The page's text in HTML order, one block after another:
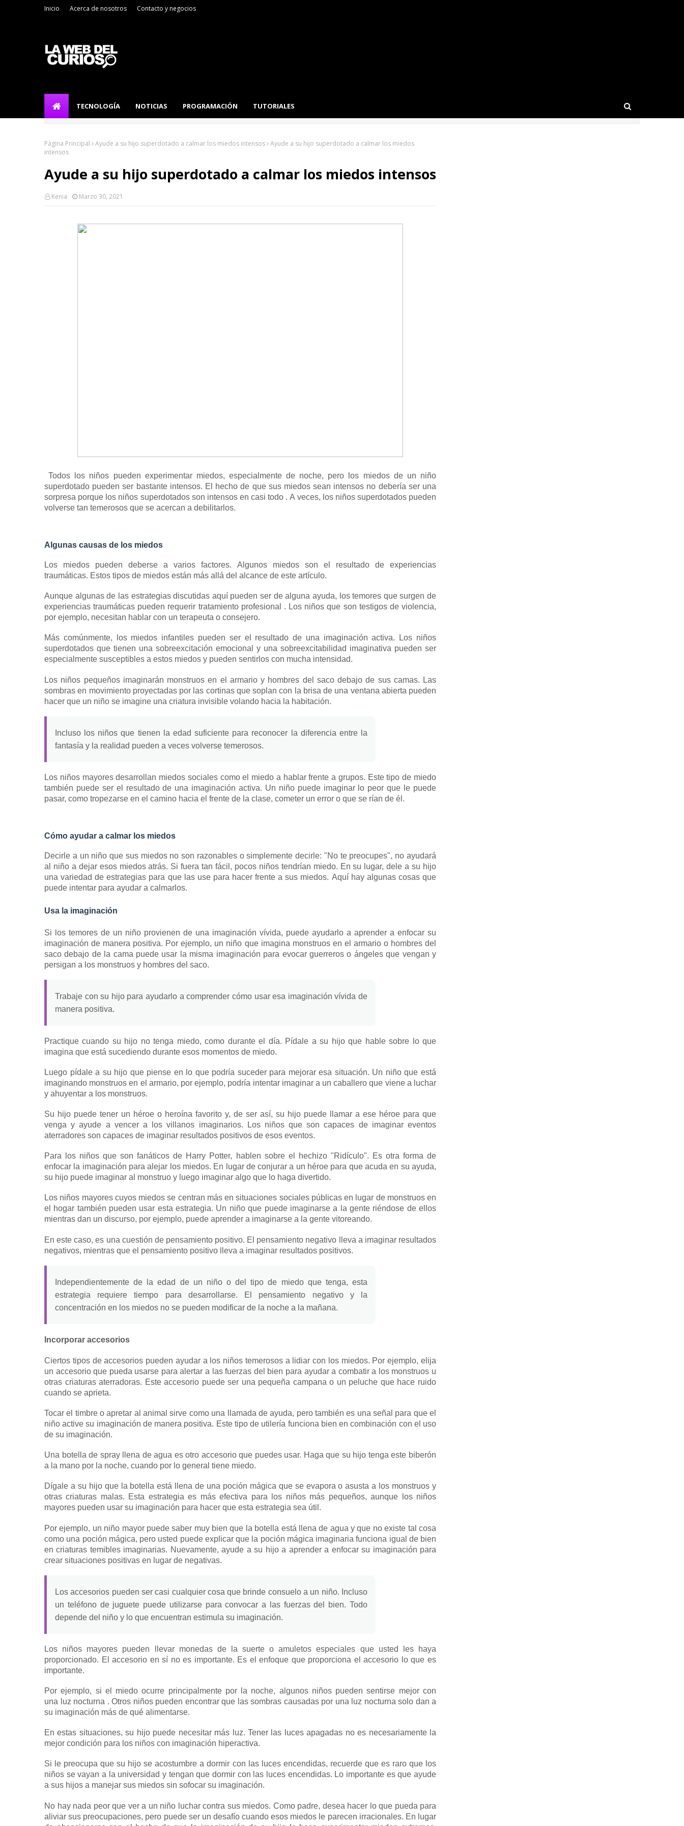
Inicio Acerca de nosotros Contacto y negocios
TECNOLOGÍA NOTICIAS PROGRAMACIÓN TUTORIALES
Página Principal Ayude a su hijo superdotado a calmar los miedos intensos Ayude a su hijo superdotado a calmar los miedos
intensos
Ayude a su hijo superdotado a calmar los miedos intensos
Kenia Marzo 30, 2021
Todos los niños pueden experimentar miedos, especialmente de noche, pero los miedos de un niño
superdotado pueden ser bastante intensos. El hecho de que sus miedos sean intensos no debería ser una
sorpresa porque los niños superdotadosson intensos en casi todo .A veces, los niños superdotados pueden
volverse tan temerosos que se acercan a debilitarlos.
Algunas causas de los miedos
Los miedos pueden deberse a varios factores. Algunos miedos son el resultado de experiencias
traumáticas. Estos tipos de miedos están más allá del alcance de este artículo.
Aunque algunas de las estrategias discutidas aquí pueden ser de alguna ayuda, los temores que surgen de
experiencias traumáticas pueden requerir tratamiento profesional . Los niños que son testigos de violencia,
por ejemplo, necesitan hablar con un terapeuta o consejero.
Más comúnmente, los miedos infantiles pueden ser el resultado de una imaginación activa.
Los niños
superdotados que tienen una sobreexcitación emocional y una sobreexcitabilidad imaginativa pueden ser
especialmente susceptibles a estos miedos y pueden sentirlos con mucha intensidad.
Los niños pequeños imaginarán monstruos en el armario y hombres del saco debajo de sus camas. Las
sombras en movimiento proyectadas por las cortinas que soplan con la brisa de una ventana abierta pueden
hacer que un niño se imagine una criatura invisible volando hacia la habitación.
Incluso los niños que tienen la edad suficiente para reconocer la diferencia entre la
fantasía y la realidad pueden a veces volverse temerosos.
Los niños mayores desarrollan miedos socialescomo el miedo a hablar frente a grupos. Este tipo de miedo
también puede ser el resultado de una imaginación activa. Un niño puede imaginar lo peor que le puede
pasar, como tropezarse en el camino hacia el frente de la clase, cometer un error o que se rían de él.
Cómo ayudar a calmar los miedos
Decirle a un niño que sus miedos no son razonables o simplemente decirle: "No te preocupes", no ayudará
al niño a dejar esos miedos atrás. Si fuera tan fácil, pocos niños tendrían miedo. En su lugar, dele a su hijo
una variedad de estrategias para que las use para hacer frente a sus miedos. Aquí hay algunas cosas que
puede intentar para ayudar a calmarlos.
Usa la imaginación
Si los temores de un niño provienen de una imaginación vívida, puede ayudarlo a aprender a enfocar su
imaginación de manera positiva. Por ejemplo, un niño que imagina monstruos en el armario o hombres del
saco debajo de la cama puede usar la misma imaginación para evocar guerreros o ángeles que vengan y
persigan a los monstruos y hombres del saco.
Trabaje con su hijo para ayudarlo a comprender cómo usar esa imaginación vívida de
manera positiva.
Practique cuando su hijo no tenga miedo, como durante el día. Pídale a su hijo que hable sobre lo que
imagina que está sucediendo durante esos momentos de miedo.
Luego pídale a su hijo que piense en lo que podría suceder para mejorar esa situación. Un niño que está
imaginando monstruos en el armario, por ejemplo, podría intentar imaginar a un caballero que viene a luchar
y ahuyentar a los monstruos.
Su hijo puede tener un héroe o heroína favorito y, de ser así, su hijo puede llamar a ese héroe para que
venga y ayude a vencer a los villanos imaginarios.
Los niños que son capaces de imaginar eventos
aterradores son capaces de imaginar resultados positivos de esos eventos.
Para los niños que son fanáticos de Harry Potter, hablen sobre el hechizo "Ridículo". Es otra forma de
enfocar la imaginación para alejar los miedos. En lugar de conjurar a un héroe para que acuda en su ayuda,
su hijo puede imaginar al monstruo y luego imaginar algo que lo haga divertido.
Los niños mayores cuyos miedos se centran más en situaciones sociales públicas en lugar de monstruos en
el hogar también pueden usar esta estrategia. Un niño que puede imaginarse a la gente riéndose de ellos
mientras dan un discurso, por ejemplo, puede aprender a imaginarse a la gente vitoreando.
En este caso, es una cuestión de pensamiento positivo. El pensamiento negativo lleva a imaginar resultados
negativos, mientras que el pensamiento positivo lleva a imaginar resultados positivos.
Independientemente de la edad de un niño o del tipo de miedo que tenga, esta
estrategia requiere tiempo para desarrollarse.
El pensamiento negativo y la
concentración en los miedos no se pueden modificar de la noche a la mañana.
Incorporar accesorios
Ciertos tipos de accesorios pueden ayudar a los niños temerosos a lidiar con los miedos. Por ejemplo, elija
un accesorio que pueda usarse para alertar a las fuerzas del bien para ayudar a combatir a los monstruos u
otras criaturas aterradoras. Este accesorio puede ser una pequeña campana o un peluche que hace ruido
cuando se aprieta.
Tocar el timbre o apretar al animal sirve como una llamada de ayuda, pero también es una señal para que el
niño active su imaginación de manera positiva. Este tipo de utilería funciona bien en combinación con el uso
de su imaginación.
Una botella de spray llena de agua es otro accesorio que puedes usar. Haga que su hijo tenga este biberón
a la mano por la noche, cuando por lo general tiene miedo.
Dígale a su hijo que la botella está llena de una poción mágica que se evapora o asusta a los monstruos y
otras criaturas malas. Esta estrategia es más efectiva para los niños más pequeños, aunque los niños
mayores pueden usar su imaginación para hacer que esta estrategia sea útil.
Por ejemplo, un niño mayor puede saber muy bien que la botella está llena de agua y que no existe tal cosa
como una poción mágica, pero usted puede explicar que la poción mágica imaginaria funciona igual de bien
en criaturas temibles imaginarias. Nuevamente, ayude a su hijo a aprender a enfocar su imaginación para
crear situaciones positivas en lugar de negativas.
Los accesorios pueden ser casi cualquier cosa que brinde consuelo a un niño. Incluso
un teléfono de juguete puede utilizarse para convocar a las fuerzas del bien. Todo
depende del niño y lo que encuentran estimula su imaginación.
Los niños mayores pueden llevar monedas de la suerte o amuletos especiales que usted les haya
proporcionado. El accesorio en sí no es importante. Es el enfoque que proporciona el accesorio lo que es
importante.
Por ejemplo, si el miedo ocurre principalmente por la noche, algunos niños pueden sentirse mejor con
una
luz nocturna . Otros niños pueden encontrar que las sombras causadas por una luz nocturna solo dan a
su imaginación más de qué alimentarse.
En estas situaciones, su hijo puede necesitar más luz. Tener las luces apagadas no es necesariamente la
mejor condición para los niños con imaginación hiperactiva.
Si le preocupa que su hijo se acostumbre a dormir con las luces encendidas, recuerde que es raro que los
niños se vayan a la universidad y tengan que dormir con las luces encendidas. Lo importante es que ayude
a sus hijos a manejar sus miedos sin sofocar su imaginación.
No hay nada peor que ver a un niño luchar contra sus miedos. Como padre, desea hacer lo que pueda para
aliviar sus preocupaciones, pero puede ser un desafío cuando esos miedos le parecen irracionales. En lugar